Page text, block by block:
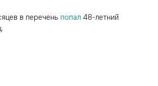
в перечень попал 48-летний